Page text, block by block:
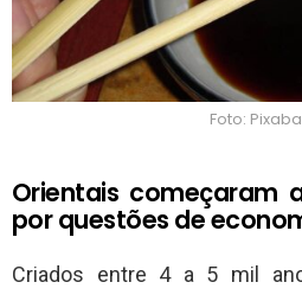
Foto:
Orientais começaram
por questões de
Criados entre 4 a 5 mil